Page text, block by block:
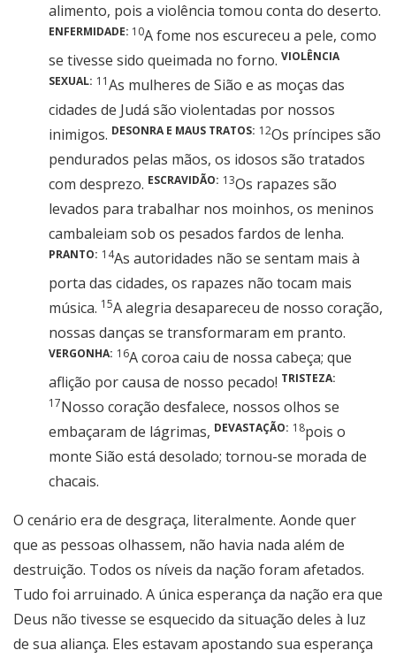
alimento, pois a violência tomou conta do deserto.
ENFERMIDADE: 10A fome nos escureceu a pele, como
se tivesse sido queimada no forno. VIOLÊNCIA
SEXUAL: 11As mulheres de Sião e as moças das
cidades de Judá são violentadas por nossos
inimigos. DESONRA E MAUS TRATOS: 12Os príncipes são
pendurados pelas mãos, os idosos são tratados
com desprezo. ESCRAVIDÃO: 13Os rapazes são
levados para trabalhar nos moinhos, os meninos
cambaleiam sob os pesados fardos de lenha.
PRANTO: 14As autoridades não se sentam mais à
porta das cidades, os rapazes não tocam mais
música. 15A alegria desapareceu de nosso coração,
nossas danças se transformaram em pranto.
VERGONHA: 16A coroa caiu de nossa cabeça; que
aflição por causa de nosso pecado! TRISTEZA:
17Nosso coração desfalece, nossos olhos se
embaçaram de lágrimas, DEVASTAÇÃO: 18pois o
monte Sião está desolado; tornou-se morada de
chacais.
O cenário era de desgraça, literalmente. Aonde quer
que as pessoas olhassem, não havia nada além de
destruição. Todos os níveis da nação foram afetados.
Tudo foi arruinado. A única esperança da nação era que
Deus não tivesse se esquecido da situação deles à luz
de sua aliança. Eles estavam apostando sua esperança